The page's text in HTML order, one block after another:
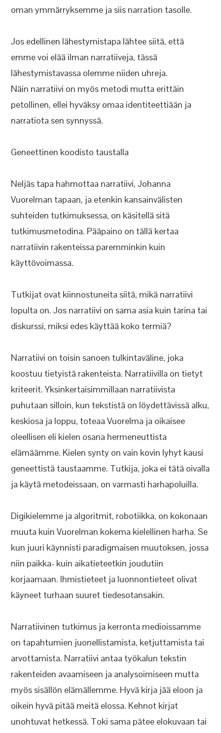
oman ymmärryksemme ja siis narration tasolle.
Jos edellinen lähestymistapa lähtee siitä, että
emme voi elää ilman narratiiveja, tässä
lähestymistavassa olemme niiden uhreja.
Näin narratiivi on myös metodi mutta erittäin
petollinen, ellei hyväksy omaa identiteettiään ja
narratiota sen synnyssä.
Geneettinen koodisto taustalla
Neljäs tapa hahmottaa narratiivi, Johanna
Vuorelman tapaan, ja etenkin kansainvälisten
suhteiden tutkimuksessa, on käsitellä sitä
tutkimusmetodina. Pääpaino on tällä kertaa
narratiivin rakenteissa paremminkin kuin
käyttövoimassa.
Tutkijat ovat kiinnostuneita siitä, mikä narratiivi
lopulta on. Jos narratiivi on sama asia kuin tarina tai
diskurssi, miksi edes käyttää koko termiä?
Narratiivi on toisin sanoen tulkintaväline, joka
koostuu tietyistä rakenteista. Narratiivilla on tietyt
kriteerit. Yksinkertaisimmillaan narratiivista
puhutaan silloin, kun tekstistä on löydettävissä alku,
keskiosa ja loppu, toteaa Vuorelma ja oikaisee
oleellisen eli kielen osana hermeneuttista
elämäämme. Kielen synty on vain kovin lyhyt kausi
geneettistä taustaamme. Tutkija, joka ei tätä oivalla
ja käytä metodeissaan, on varmasti harhapoluilla.
Digikielemme ja algoritmit, robotiikka, on kokonaan
muuta kuin Vuorelman kokema kielellinen harha. Se
kun juuri käynnisti paradigmaisen muutoksen, jossa
niin paikka- kuin aikatieteetkin joudutiin
korjaamaan. Ihmistieteet ja luonnontieteet olivat
käyneet turhaan suuret tiedesotansakin.
Narratiivinen tutkimus ja kerronta medioissamme
on tapahtumien juonellistamista, ketjuttamista tai
arvottamista. Narratiivi antaa työkalun tekstin
rakenteiden avaamiseen ja analysoimiseen mutta
myös sisällön elämällemme. Hyvä kirja jää eloon ja
oikein hyvä pitää meitä elossa. Kehnot kirjat
unohtuvat hetkessä. Toki sama pätee elokuvaan tai